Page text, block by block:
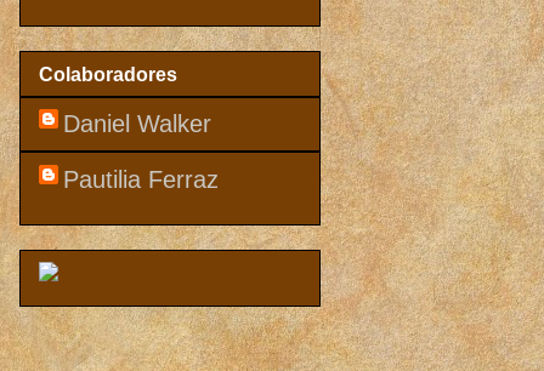
Colaboradores
Daniel Walker
Pautilia Ferraz